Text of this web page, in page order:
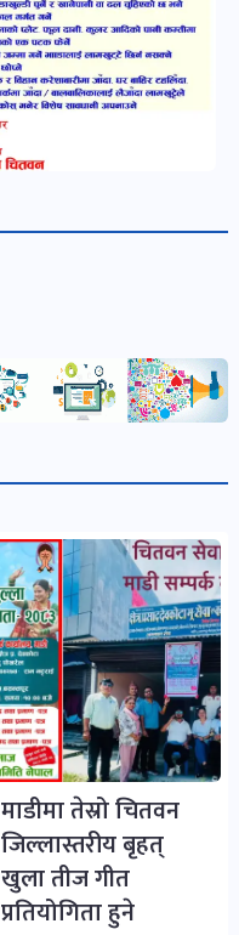
माडीमा तेस्रो चितवन
जिल्लास्तरीय बृहत्
खुला तीज गीत
प्रतियोगिता हुने